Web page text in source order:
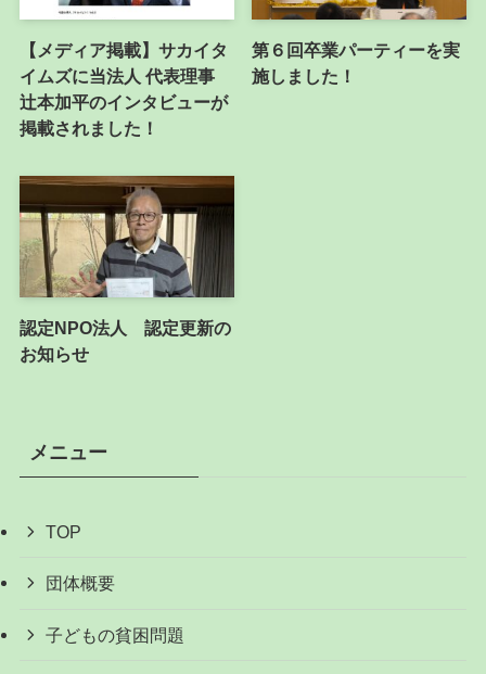
【メディア掲載】サカイタ
イムズに当法人 代表理事
辻本加平のインタビューが
掲載されました！
第６回卒業パーティーを実
施しました！
認定NPO法人 認定更新の
お知らせ
メニュー
TOP
団体概要
子どもの貧困問題